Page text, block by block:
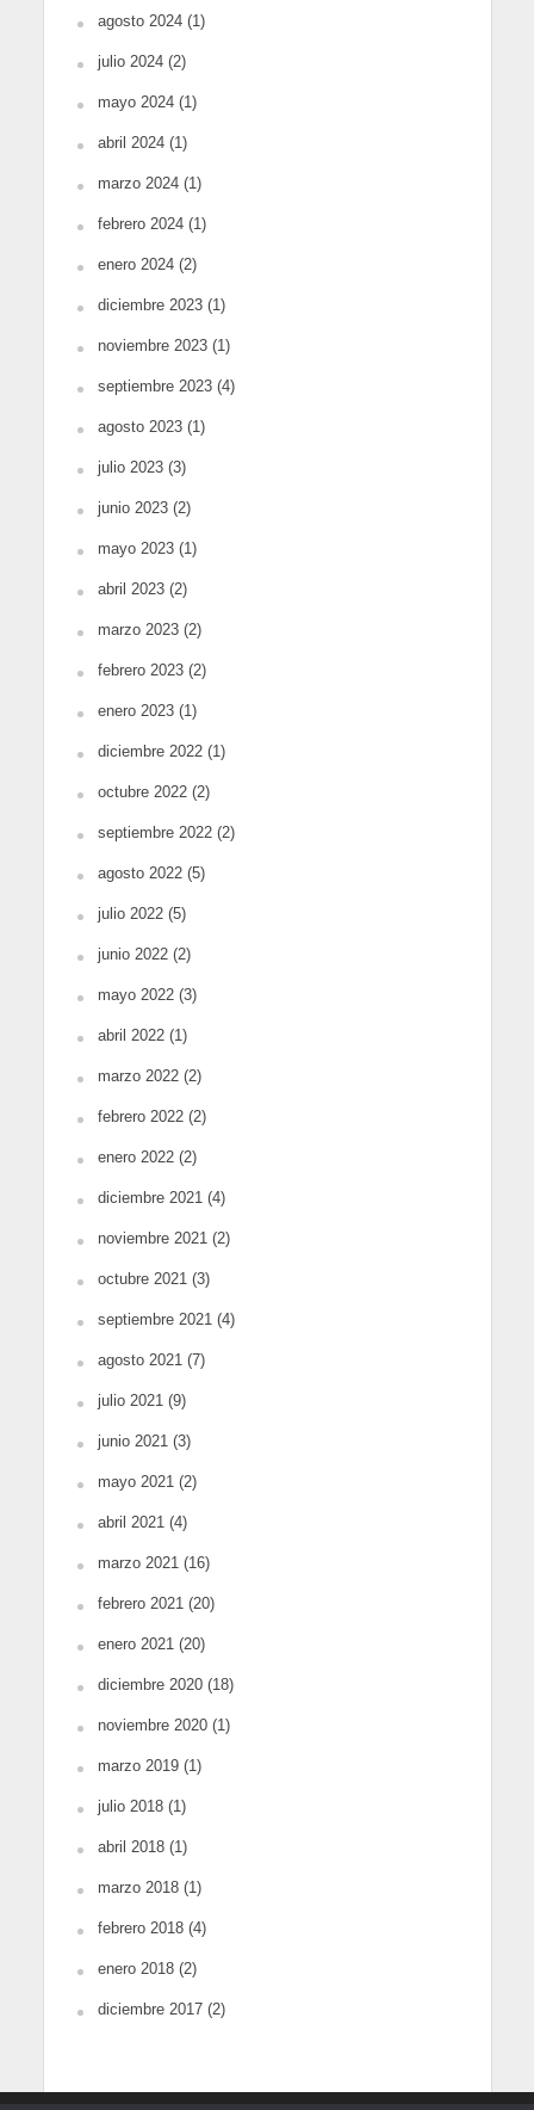
agosto 2024(1)
julio 2024(2)
mayo 2024(1)
abril 2024(1)
marzo 2024(1)
febrero 2024(1)
enero 2024(2)
diciembre 2023(1)
noviembre 2023(1)
septiembre 2023(4)
agosto 2023(1)
julio 2023(3)
junio 2023(2)
mayo 2023(1)
abril 2023(2)
marzo 2023(2)
febrero 2023(2)
enero 2023(1)
diciembre 2022(1)
octubre 2022(2)
septiembre 2022(2)
agosto 2022(5)
julio 2022(5)
junio 2022(2)
mayo 2022(3)
abril 2022(1)
marzo 2022(2)
febrero 2022(2)
enero 2022(2)
diciembre 2021(4)
noviembre 2021(2)
octubre 2021(3)
septiembre 2021(4)
agosto 2021(7)
julio 2021(9)
junio 2021(3)
mayo 2021(2)
abril 2021(4)
marzo 2021(16)
febrero 2021(20)
enero 2021(20)
diciembre 2020(18)
noviembre 2020(1)
marzo 2019(1)
julio 2018(1)
abril 2018(1)
marzo 2018(1)
febrero 2018(4)
enero 2018(2)
diciembre 2017(2)